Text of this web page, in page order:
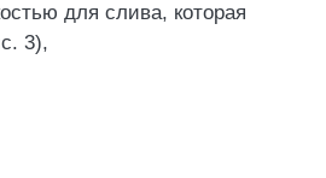
для слива, которая
3),